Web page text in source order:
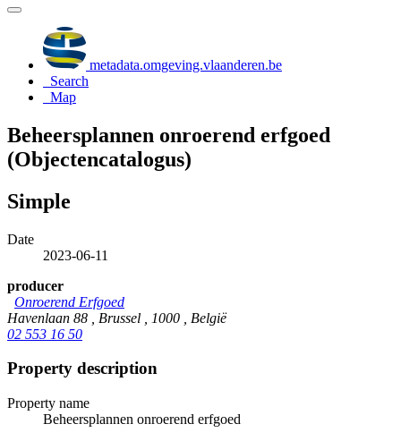
metadata.omgeving.vlaanderen.be
Search
Map
Beheersplannen onroerend erfgoed
(Objectencatalogus)
Simple
Date
2023-06-11
producer
Onroerend Erfgoed
Havenlaan 88 , Brussel , 1000 , België
02 553 16 50
Property description
Property name
Beheersplannen onroerend erfgoed